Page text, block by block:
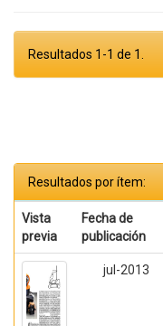
Resultados 1-1 de 1.
Resultados por ítem:
Vista
previa
Fecha de
publicación
jul-2013